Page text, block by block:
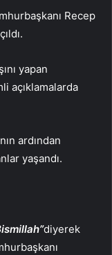
Recep
yapan
açıklamalarda
ardından
yaşandı.
diyerek